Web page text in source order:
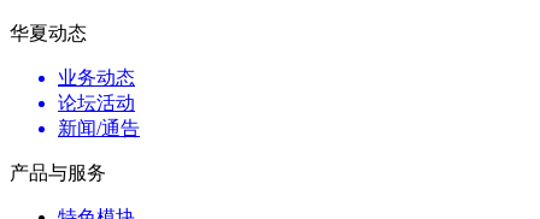
华夏动态
业务动态
论坛活动
新闻/通告
产品与服务